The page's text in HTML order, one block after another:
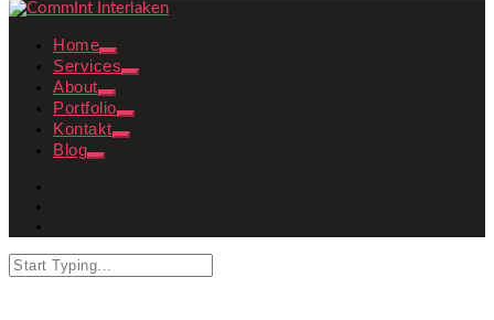
Home
Services
About
Portfolio
Kontakt
Blog